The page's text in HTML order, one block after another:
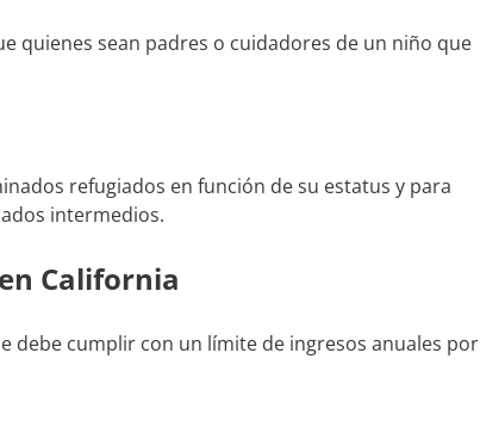
quienes sean padres o cuidadores de un niño que
refugiados en función de su estatus y para
intermedios.
California
debe cumplir con un límite de ingresos anuales por